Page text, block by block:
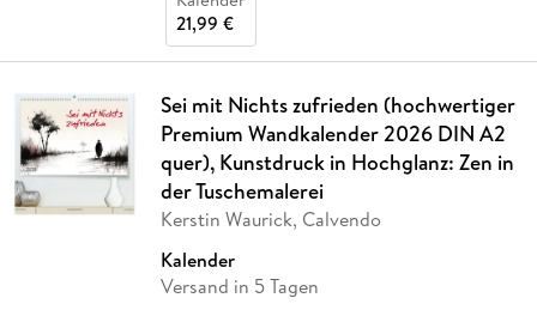
21,99 €
Sei mit Nichts zufrieden (hochwertiger
Premium Wandkalender 2026 DIN A2
quer), Kunstdruck in Hochglanz: Zen in
der Tuschemalerei
Kerstin Waurick, Calvendo
Kalender
Versand in 5 Tagen